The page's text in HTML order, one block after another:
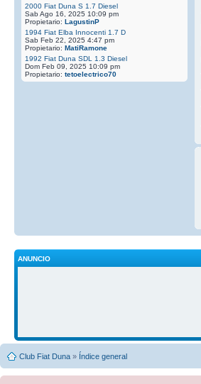
2000 Fiat Duna S 1.7 Diesel
Sab Ago 16, 2025 10:09 pm
Propietario: LagustinP
1994 Fiat Elba Innocenti 1.7 D
Sab Feb 22, 2025 4:47 pm
Propietario: MatiRamone
1992 Fiat Duna SDL 1.3 Diesel
Dom Feb 09, 2025 10:09 pm
Propietario: tetoelectrico70
ANUNCIO
Club Fiat Duna » Índice general